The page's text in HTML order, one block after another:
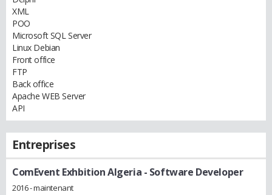
XML
POO
Microsoft SQL Server
Linux Debian
Front office
FTP
Back office
Apache WEB Server
API
Entreprises
ComEvent Exhbition Algeria - Software Developer
2016 - maintenant